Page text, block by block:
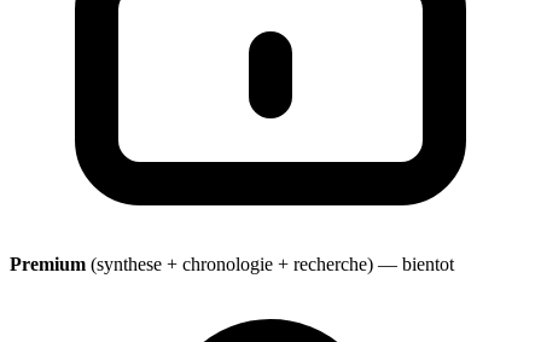
Premium (synthese + chronologie + recherche) — bientot